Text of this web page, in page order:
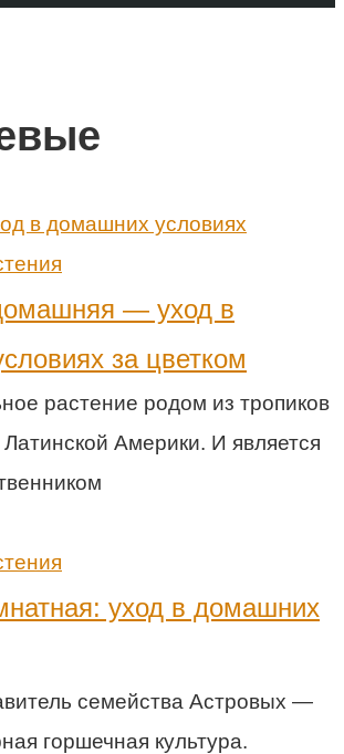
— уход в
за цветком
растение родом из тропиков
Латинской Америки. И является
уход в домашних
семейства Астровых —
горшечная культура.